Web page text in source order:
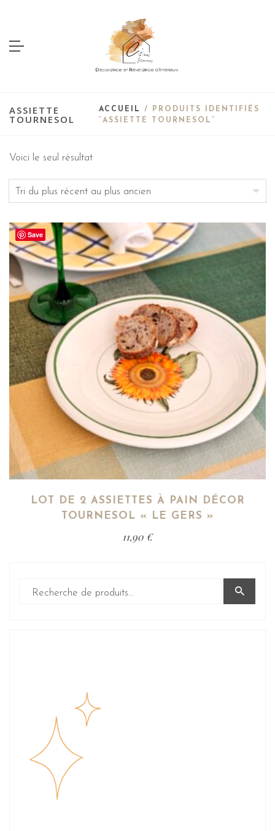
ASSIETTE
TOURNESOL
ACCUEIL
/ PRODUITS IDENTIFIÉS
“ASSIETTE TOURNESOL”
Voici le seul résultat
Save
LOT DE 2 ASSIETTES À PAIN DÉCOR
TOURNESOL « LE GERS »
11,90 €